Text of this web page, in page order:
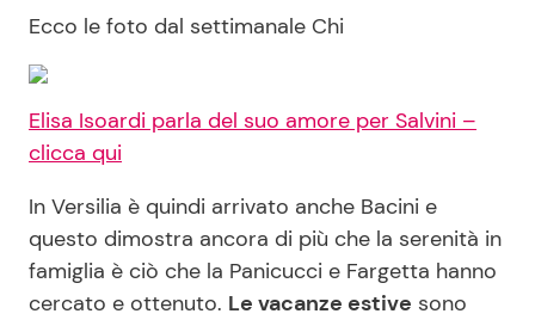
Ecco le foto dal settimanale Chi
Elisa Isoardi parla del suo amore per Salvini –
clicca qui
In Versilia è quindi arrivato anche Bacini e
questo dimostra ancora di più che la serenità in
famiglia è ciò che la Panicucci e Fargetta hanno
cercato e ottenuto. Le vacanze estive sono